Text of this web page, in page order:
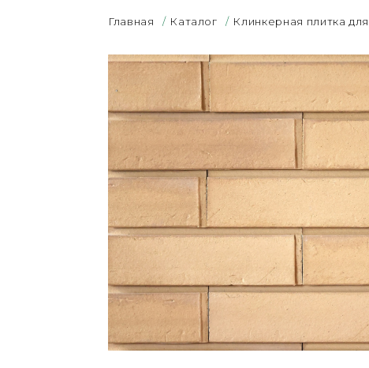
Главная / Каталог / Клинкерная плитка